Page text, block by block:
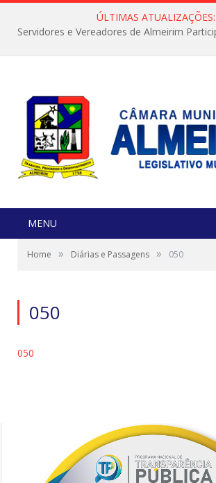
ÚLTIMAS ATUALIZAÇÕES:
MENU
Home » Diárias e Passagens » 050
050
050